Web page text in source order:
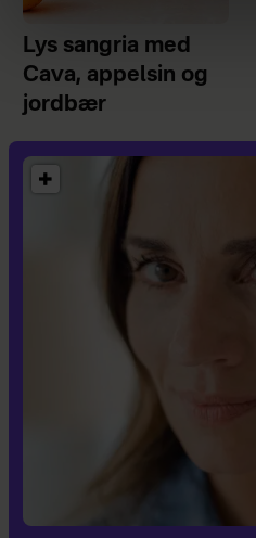
Lys sangria med
Cava, appelsin og
jordbær